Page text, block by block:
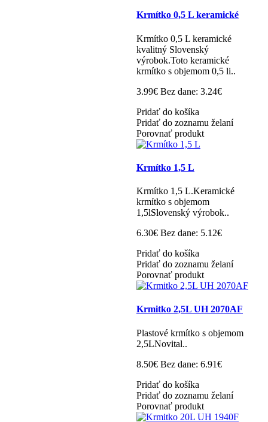
Krmítko 0,5 L keramické
Krmítko 0,5 L keramické
kvalitný Slovenský
výrobok.Toto keramické
krmítko s objemom 0,5 li..
3.99€ Bez dane: 3.24€
Pridať do košíka
Pridať do zoznamu želaní
Porovnať produkt
Krmítko 1,5 L
Krmítko 1,5 L.Keramické
krmítko s objemom
1,5lSlovenský výrobok..
6.30€ Bez dane: 5.12€
Pridať do košíka
Pridať do zoznamu želaní
Porovnať produkt
Krmitko 2,5L UH 2070AF
Plastové krmítko s objemom
2,5LNovital..
8.50€ Bez dane: 6.91€
Pridať do košíka
Pridať do zoznamu želaní
Porovnať produkt